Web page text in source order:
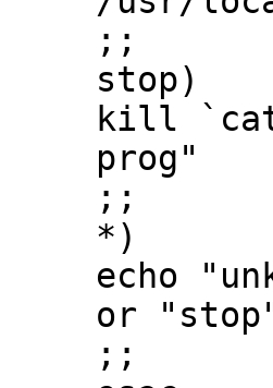
;;
stop)
kill `cat
prog"
;;
*)
echo
or
;;